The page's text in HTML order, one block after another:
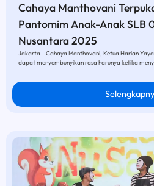
Cahaya Manthovani
Pantomim Anak-Anak SLB
Nusantara 2025
Jakarta – Cahaya Manthovani, Ketua Harian
dapat menyembunyikan rasa harunya ketika